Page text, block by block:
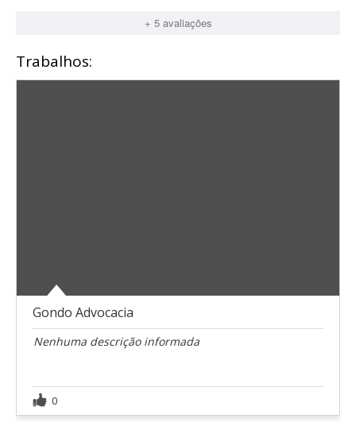
+ 5 avaliações
Trabalhos:
Gondo Advocacia
Nenhuma descrição informada
0